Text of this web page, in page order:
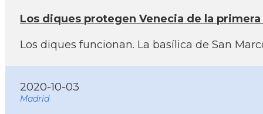
Los diques protegen Venecia de la
Los diques funcionan. La basí­lica de San
2020-10-03
Madrid